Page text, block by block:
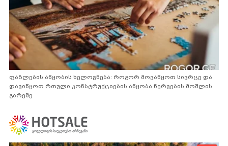
ფაზლების აწყობის ხელოვნება: როგორ მოვაწყოთ სივრცე და
დავიწყოთ რთული კონსტრუქციების აწყობა ნერვების მოშლის
გარეშე